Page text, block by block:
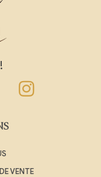
VENTE